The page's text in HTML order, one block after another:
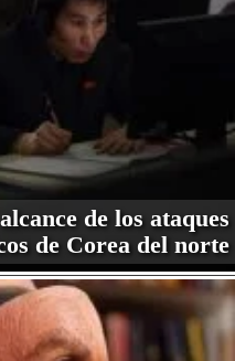
de los ataques
de Corea del norte